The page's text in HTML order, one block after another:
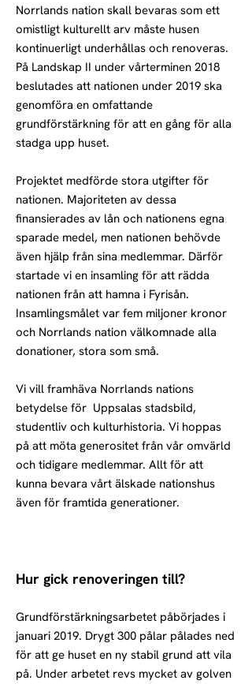
Norrlands nation skall bevaras som ett
omistligt kulturellt arv måste husen
kontinuerligt underhållas och renoveras.
På Landskap II under vårterminen 2018
beslutades att nationen under 2019 ska
genomföra en omfattande
grundförstärkning för att en gång för alla
stadga upp huset.
Projektet medförde stora utgifter för
nationen. Majoriteten av dessa
finansierades av lån och nationens egna
sparade medel, men nationen behövde
även hjälp från sina medlemmar. Därför
startade vi en insamling för att rädda
nationen från att hamna i Fyrisån.
Insamlingsmålet var fem miljoner kronor
och Norrlands nation välkomnade alla
donationer, stora som små.
Vi vill framhäva Norrlands nations
betydelse för Uppsalas stadsbild,
studentliv och kulturhistoria. Vi hoppas
på att möta generositet från vår omvärld
och tidigare medlemmar. Allt för att
kunna bevara vårt älskade nationshus
även för framtida generationer.
Hur gick renoveringen till?
Grundförstärkningsarbetet påbörjades i
januari 2019. Drygt 300 pålar pålades ned
för att ge huset en ny stabil grund att vila
på. Under arbetet revs mycket av golven